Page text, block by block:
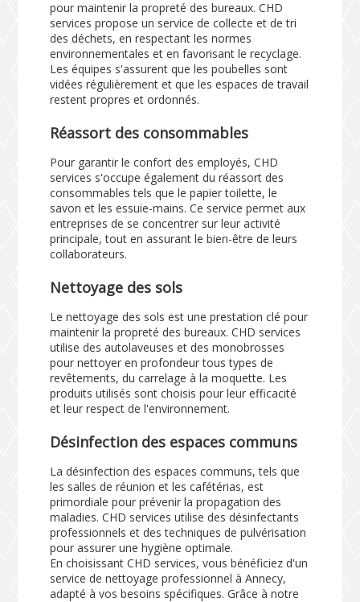
pour maintenir la propreté des bureaux. CHD
services propose un service de collecte et de tri
des déchets, en respectant les normes
environnementales et en favorisant le recyclage.
Les équipes s'assurent que les poubelles sont
vidées régulièrement et que les espaces de travail
restent propres et ordonnés.
Réassort des consommables
Pour garantir le confort des employés, CHD
services s'occupe également du réassort des
consommables tels que le papier toilette, le
savon et les essuie-mains. Ce service permet aux
entreprises de se concentrer sur leur activité
principale, tout en assurant le bien-être de leurs
collaborateurs.
Nettoyage des sols
Le nettoyage des sols est une prestation clé pour
maintenir la propreté des bureaux. CHD services
utilise des autolaveuses et des monobrosses
pour nettoyer en profondeur tous types de
revêtements, du carrelage à la moquette. Les
produits utilisés sont choisis pour leur efficacité
et leur respect de l'environnement.
Désinfection des espaces communs
La désinfection des espaces communs, tels que
les salles de réunion et les cafétérias, est
primordiale pour prévenir la propagation des
maladies. CHD services utilise des désinfectants
professionnels et des techniques de pulvérisation
pour assurer une hygiène optimale.
En choisissant CHD services, vous bénéficiez d'un
service de nettoyage professionnel à Annecy,
adapté à vos besoins spécifiques. Grâce à notre